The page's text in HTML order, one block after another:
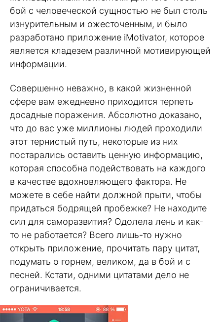
бой с человеческой сущностью не был столь
изнурительным и ожесточенным, и было
разработано приложение iMotivator, которое
является кладезем различной мотивирующей
информации.
Совершенно неважно, в какой жизненной
сфере вам ежедневно приходится терпеть
досадные поражения. Абсолютно доказано,
что до вас уже миллионы людей проходили
этот тернистый путь, некоторые из них
постарались оставить ценную информацию,
которая способна подействовать на каждого
в качестве вдохновляющего фактора. Не
можете в себе найти должной прыти, чтобы
придаться бодрящей пробежке? Не находите
сил для саморазвития? Одолела лень и как-
то не работается? Всего лишь-то нужно
открыть приложение, прочитать пару цитат,
подумать о горнем, великом, да в бой и с
песней. Кстати, одними цитатами дело не
ограничивается.